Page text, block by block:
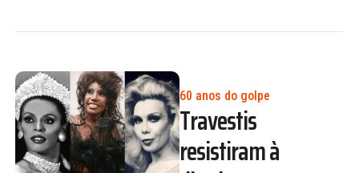
60 anos do golpe
Travestis
resistiram à